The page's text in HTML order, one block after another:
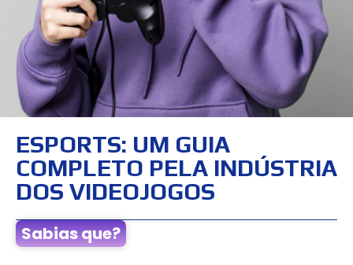
ESPORTS: UM GUIA
COMPLETO PELA INDÚSTRIA
DOS VIDEOJOGOS
Sabias que?